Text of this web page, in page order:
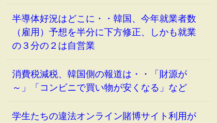
半導体好況はどこに・・韓国、今年就業者数
（雇用）予想を半分に下方修正、しかも就業
の３分の２は自営業
消費税減税、韓国側の報道は・・「財源が
～」「コンビニで買い物が安くなる」など
学生たちの違法オンライン賭博サイト利用が